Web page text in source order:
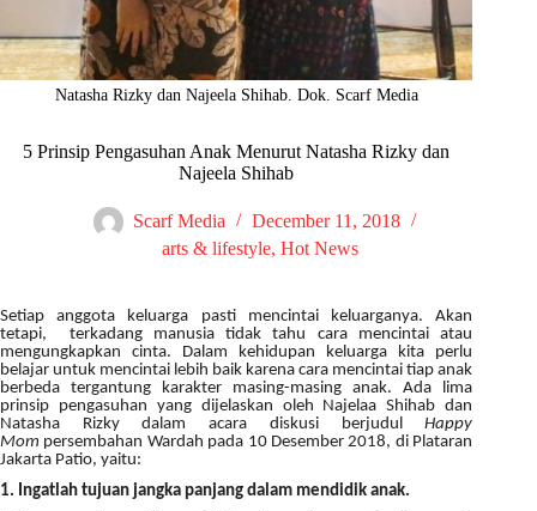
Natasha Rizky dan Najeela Shihab. Dok. Scarf Media
5 Prinsip Pengasuhan Anak Menurut Natasha Rizky dan
Najeela Shihab
Scarf Media
December 11, 2018
arts & lifestyle,Hot News
Setiap anggota keluarga pasti mencintai keluarganya. Akan
tetapi, terkadang manusia tidak tahu cara mencintai atau
mengungkapkan cinta. Dalam kehidupan keluarga kita perlu
belajar untuk mencintai lebih baik karena cara mencintai tiap anak
berbeda tergantung karakter masing-masing anak. Ada lima
prinsip pengasuhan yang dijelaskan oleh Najelaa Shihab dan
Natasha Rizky dalam acara diskusi berjudulHappy
Mom persembahan Wardah pada 10 Desember 2018, di Plataran
Jakarta Patio, yaitu:
1. Ingatlah tujuan jangka panjang dalam mendidik anak.